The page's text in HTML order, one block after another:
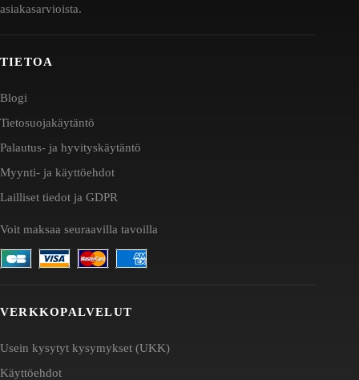
asiakasarvioista.
TIETOA
Blogi
Tietosuojakäytäntö
Palautus- ja hyvityskäytäntö
Myynti- ja käyttöehdot
Lailliset tiedot ja GDPR
Voit maksaa seuraavilla tavoilla
VERKKOPALVELUT
Usein kysytyt kysymykset (UKK)
Käyttöehdot